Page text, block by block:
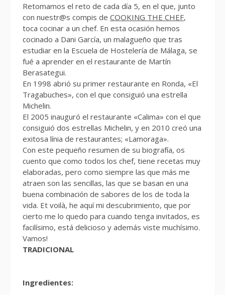
Retomamos el reto de cada día 5, en el que, junto
con nuestr@s compis de COOKING THE CHEF,
toca cocinar a un chef. En esta ocasión hemos
cocinado a Dani García, un malagueño que tras
estudiar en la Escuela de Hostelería de Málaga, se
fué a aprender en el restaurante de Martín
Berasategui.
En 1998 abrió su primer restaurante en Ronda, «El
Tragabuches», con el que consiguió una estrella
Michelin.
El 2005 inauguró el restaurante «Calima» con el que
consiguió dos estrellas Michelin, y en 2010 creó una
exitosa línia de restaurantes; «Lamoraga».
Con este pequeño resumen de su biografía, os
cuento que como todos los chef, tiene recetas muy
elaboradas, pero como siempre las que más me
atraen son las sencillas, las que se basan en una
buena combinación de sabores de los de toda la
vida. Et voilà, he aquí mi descubrimiento, que por
cierto me lo quedo para cuando tenga invitados, es
facilísimo, está delicioso y además viste muchísimo.
Vamos!
TRADICIONAL
Ingredientes: